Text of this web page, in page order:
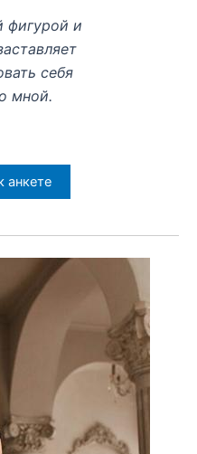
фигурой и
себя
мной.
анкете